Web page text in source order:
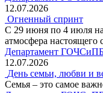
12.07.2026
Огненный спринт
С 29 июня по 4 июля
атмосфера настоящего
Департамент
12.07.2026
День семьи, любви и
Семья – это самое